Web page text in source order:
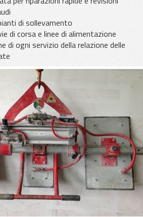
di sollevamento
di corsa e linee di alimentazione
di ogni servizio della relazione delle